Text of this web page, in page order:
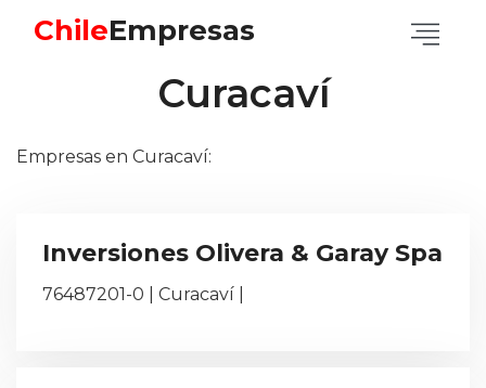
ChileEmpresas
Curacaví
Empresas en Curacaví:
Inversiones Olivera & Garay Spa
76487201-0 | Curacaví |